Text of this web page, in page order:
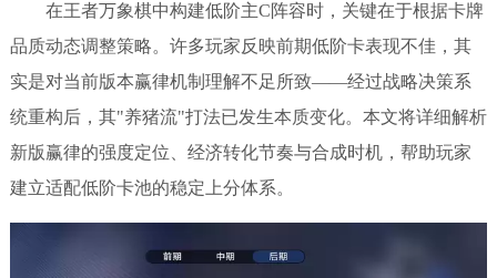
在王者万象棋中构建低阶主C阵容时，关键在于根据卡牌
品质动态调整策略。许多玩家反映前期低阶卡表现不佳，其
实是对当前版本赢律机制理解不足所致——经过战略决策系
统重构后，其"养猪流"打法已发生本质变化。本文将详细解析
新版赢律的强度定位、经济转化节奏与合成时机，帮助玩家
建立适配低阶卡池的稳定上分体系。